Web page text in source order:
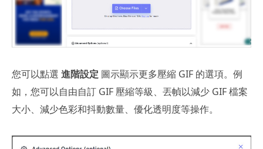
您可以點選 進階設定 圖示顯示更多壓縮 GIF 的選項。例
如，您可以自由自訂 GIF 壓縮等級、丟幀以減少 GIF 檔案
大小、減少色彩和抖動數量、優化透明度等操作。